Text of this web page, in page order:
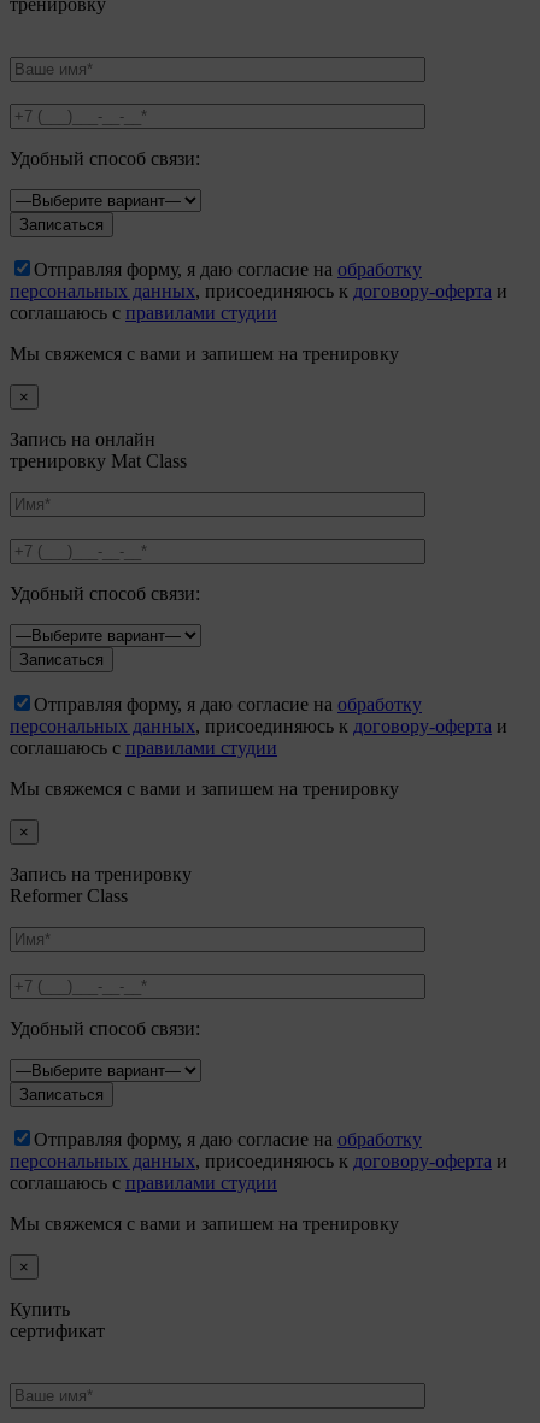
тренировку
Удобный способ связи:
Отправляя форму, я даю согласие на обработку
персональных данных, присоединяюсь к договору-оферта и
соглашаюсь с правилами студии
Мы свяжемся с вами и запишем на тренировку
×
Запись на онлайн
тренировку Mat Class
Удобный способ связи:
Отправляя форму, я даю согласие на обработку
персональных данных, присоединяюсь к договору-оферта и
соглашаюсь с правилами студии
Мы свяжемся с вами и запишем на тренировку
×
Запись на тренировку
Reformer Class
Удобный способ связи:
Отправляя форму, я даю согласие на обработку
персональных данных, присоединяюсь к договору-оферта и
соглашаюсь с правилами студии
Мы свяжемся с вами и запишем на тренировку
×
Купить
сертификат